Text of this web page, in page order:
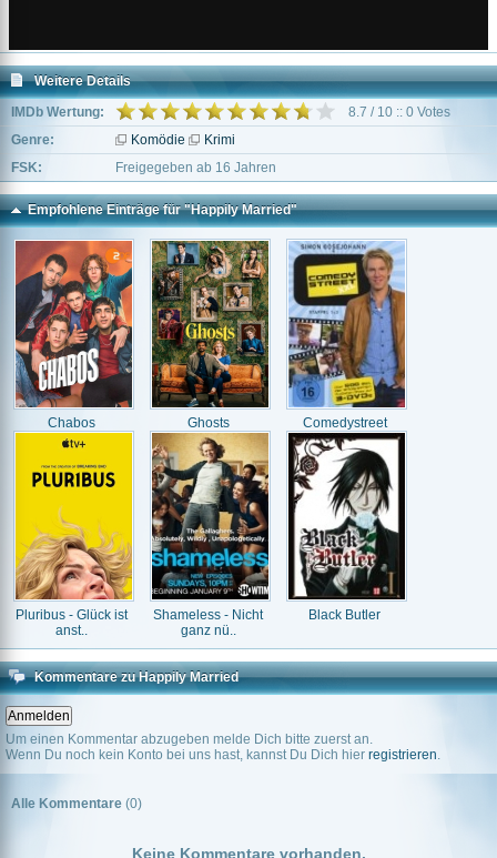
Weitere Details
IMDb Wertung:
8.7 / 10 :: 0 Votes
Genre:
Komödie
Krimi
FSK:
Freigegeben ab 16 Jahren
Empfohlene Einträge für "Happily Married"
Chabos Ghosts Comedystreet
Pluribus - Glück ist
anst..
Shameless - Nicht
ganz nü..
Black Butler
Kommentare zu Happily Married
Um einen Kommentar abzugeben melde Dich bitte zuerst an.
Wenn Du noch kein Konto bei uns hast, kannst Du Dich hier registrieren.
Alle Kommentare (0)
Keine Kommentare vorhanden.